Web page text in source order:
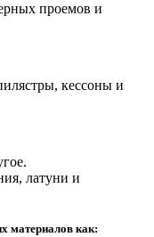
проемов и
кессоны и
латуни и
материалов как: